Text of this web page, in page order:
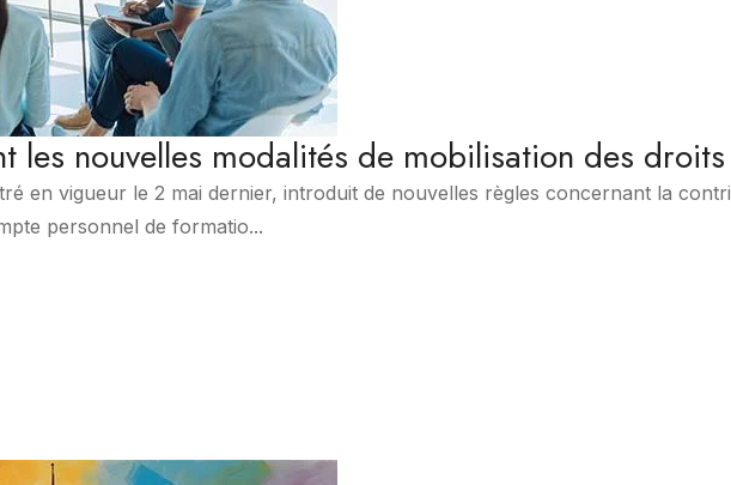
les nouvelles modalités de mobilisation des
en vigueur le 2 mai dernier, introduit de nouvelles règles concernant la
personnel de formatio...